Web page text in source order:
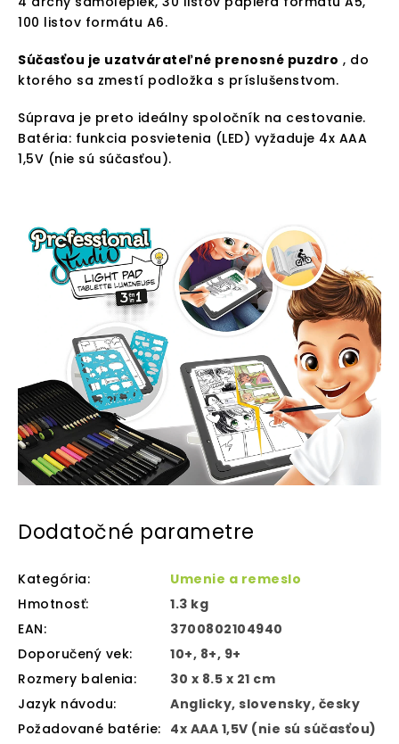
100 listov formátu A6.
Súčasťou je uzatvárateľné prenosné puzdro , do
ktorého sa zmestí podložka s príslušenstvom.
Súprava je preto ideálny spoločník na cestovanie.
Batéria: funkcia posvietenia (LED) vyžaduje 4x AAA
1,5V (nie sú súčasťou).
Dodatočné parametre
Kategória:
Umenie a remeslo
Hmotnosť:
1.3 kg
EAN:
3700802104940
Doporučený vek:
10+, 8+, 9+
Rozmery balenia:
30 x 8.5 x 21 cm
Jazyk návodu:
Anglicky, slovensky, česky
Požadované batérie: 4x AAA 1,5V (nie sú súčasťou)